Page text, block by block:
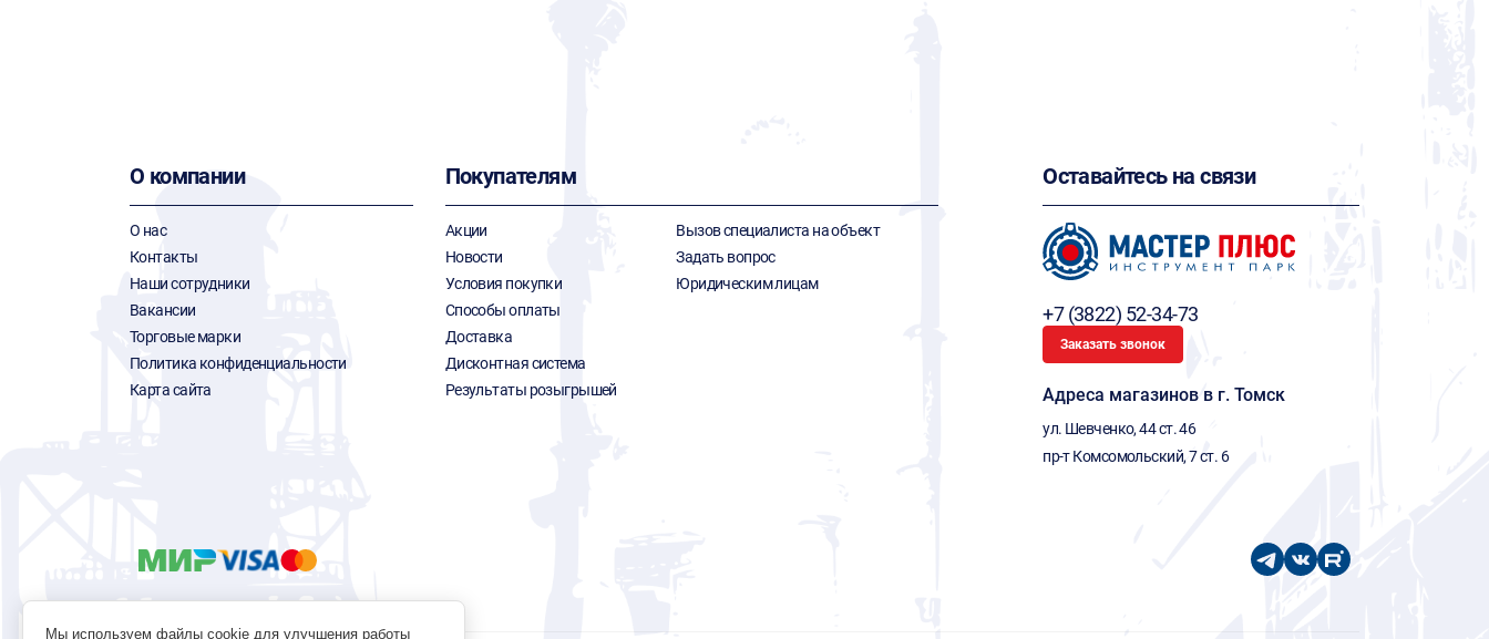
О компании
О нас
Контакты
Наши сотрудники
Вакансии
Торговые марки
Политика конфиденциальности
Карта сайта
Покупателям
Акции
Новости
Условия покупки
Способы оплаты
Доставка
Дисконтная система
Результаты розыгрышей
Вызов специалиста на объект
Задать вопрос
Юридическим лицам
Оставайтесь на связи
+7 (3822) 52-34-73
Заказать звонок
Адреса магазинов в г. Томск
ул. Шевченко, 44 ст. 46
пр-т Комсомольский, 7 ст. 6
Мы используем файлы cookie для улучшения работы